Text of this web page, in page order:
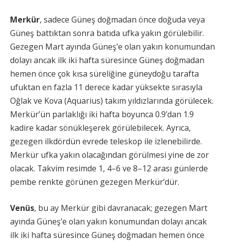
Merkür, sadece Güneş doğmadan önce doğuda veya
Güneş battıktan sonra batıda ufka yakın görülebilir.
Gezegen Mart ayında Güneş’e olan yakın konumundan
dolayı ancak ilk iki hafta süresince Güneş doğmadan
hemen önce çok kısa süreliğine güneydoğu tarafta
ufuktan en fazla 11 derece kadar yüksekte sırasıyla
Oğlak ve Kova (Aquarius) takım yıldızlarında görülecek.
Merkür’ün parlaklığı iki hafta boyunca 0.9’dan 1.9
kadire kadar sönükleşerek görülebilecek. Ayrıca,
gezegen ilkdördün evrede teleskop ile izlenebilirde.
Merkür ufka yakın olacağından görülmesi yine de zor
olacak. Takvim resimde 1, 4–6 ve 8–12 arası günlerde
pembe renkte görünen gezegen Merkür’dür.
Venüs, bu ay Merkür gibi davranacak; gezegen Mart
ayında Güneş’e olan yakın konumundan dolayı ancak
ilk iki hafta süresince Güneş doğmadan hemen önce